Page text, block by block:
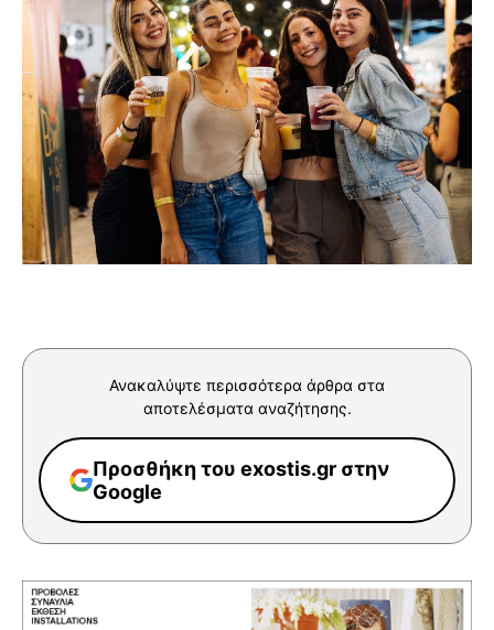
Ανακαλύψτε περισσότερα άρθρα στα
αποτελέσματα αναζήτησης.
Προσθήκη του exostis.gr στην
Google